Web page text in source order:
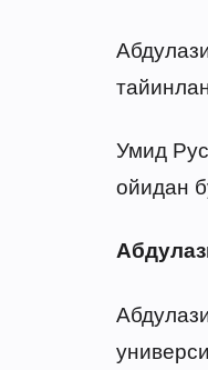
Умид
ойидан